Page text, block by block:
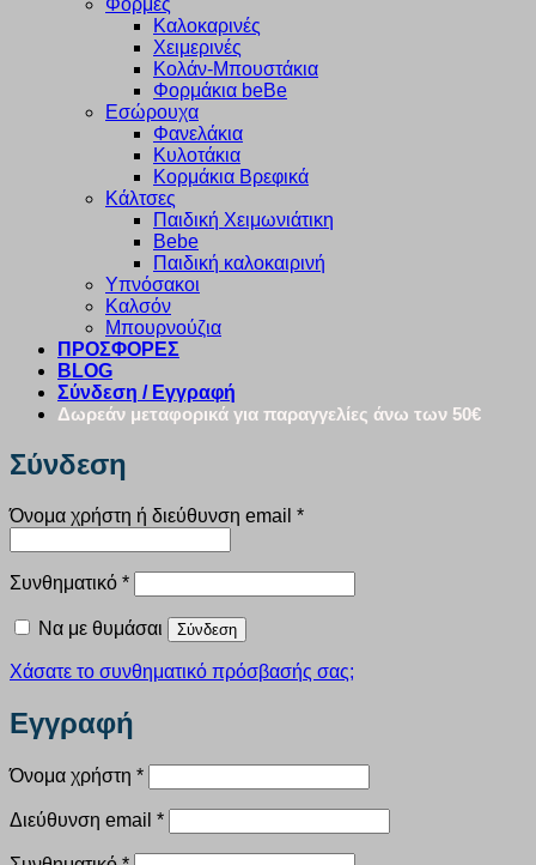
Φόρμες
Καλοκαρινές
Χειμερινές
Κολάν-Μπουστάκια
Φορμάκια beBe
Εσώρουχα
Φανελάκια
Κυλοτάκια
Κορμάκια Βρεφικά
Κάλτσες
Παιδική Χειμωνιάτικη
Bebe
Παιδική καλοκαιρινή
Υπνόσακοι
Καλσόν
Μπουρνούζια
ΠΡΟΣΦΟΡΕΣ
BLOG
Σύνδεση / Εγγραφή
Δωρεάν μεταφορικά για παραγγελίες άνω των 50€
Σύνδεση
Όνομα χρήστη ή διεύθυνση email *Απαιτείται
Συνθηματικό *Απαιτείται
Να με θυμάσαι Σύνδεση
Χάσατε το συνθηματικό πρόσβασής σας;
Εγγραφή
Όνομα χρήστη *Απαιτείται
Διεύθυνση email *Απαιτείται